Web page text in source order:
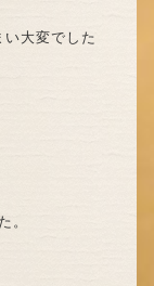
大変でした
。